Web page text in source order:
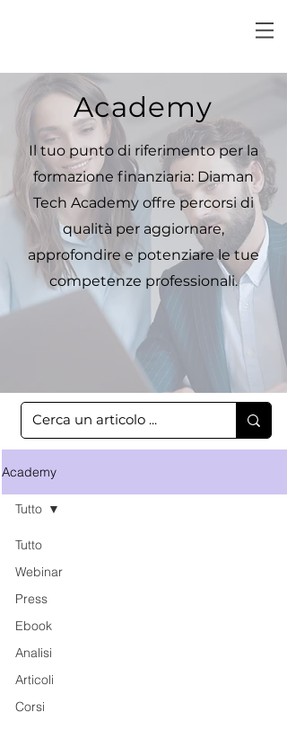
Academy
Il tuo punto di riferimento per la
formazione finanziaria: Diaman
Tech Academy offre percorsi di
qualità per aggiornare,
approfondire e potenziare le tue
competenze professionali.
Academy
Tutto
Webinar
Press
Ebook
Analisi
Articoli
Corsi
Tutto